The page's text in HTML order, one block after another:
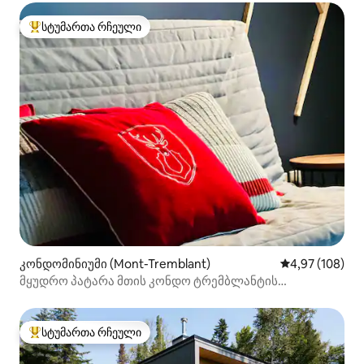
სტუმართა რჩეული მოწინავე ვარიანტი
სტუმართა რჩეული
კონდომინიუმი (Mont-Tremblant) საშუალო
4,97 (108)
მყუდრო პატარა მთის კონდო ტრემბლანტის
სტუმართა რჩეული მოწინავე ვარიანტი
სტუმართა რჩეული